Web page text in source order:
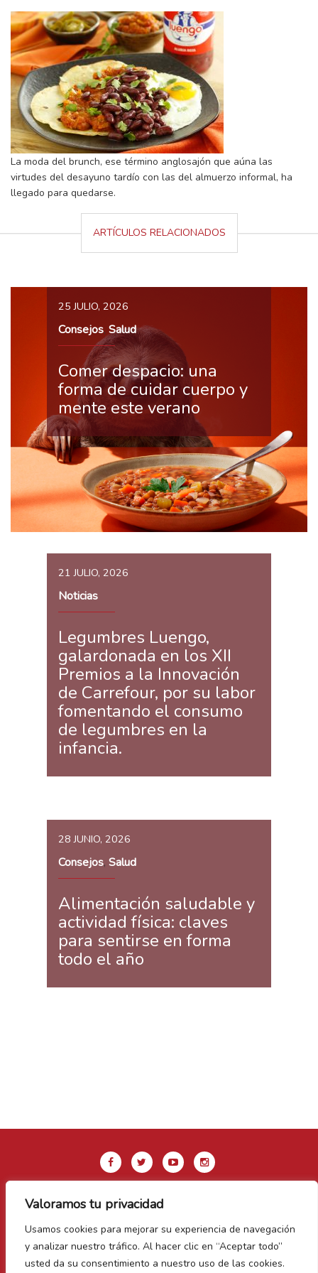
Valoramos tu privacidad
Usamos cookies para mejorar su experiencia de navegación
y analizar nuestro tráfico. Al hacer clic en “Aceptar todo”
usted da su consentimiento a nuestro uso de las cookies.
La moda del brunch, ese término anglosajón que aúna las
virtudes del desayuno tardío con las del almuerzo informal, ha
llegado para quedarse.
ARTÍCULOS RELACIONADOS
25 JULIO, 2026
Consejos, Salud
Comer despacio: una
forma de cuidar cuerpo y
mente este verano
21 JULIO, 2026
Noticias
Legumbres Luengo,
galardonada en los XII
Premios a la Innovación
de Carrefour, por su labor
fomentando el consumo
de legumbres en la
infancia.
28 JUNIO, 2026
Consejos, Salud
Alimentación saludable y
actividad física: claves
para sentirse en forma
todo el año
Aviso legal y Política de privacidad
Política de Cookies
Contacto